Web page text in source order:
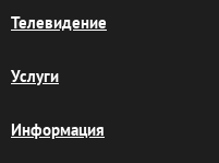
Телевидение
Услуги
Информация